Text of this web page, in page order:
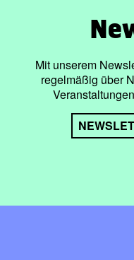
Mit unserem
regelmäßig über